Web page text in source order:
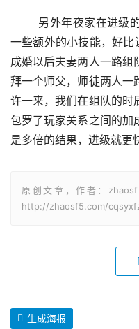
一些额外的小技能，好比
成婚以后夫妻两人一路组
拜一个师父，师徒两人一
许一来，我们在组队的时
包罗了玩家关系之间的加
是多倍的结果，进级就更
原创文章，作者：
http://zhaosf5.com/
生成海报